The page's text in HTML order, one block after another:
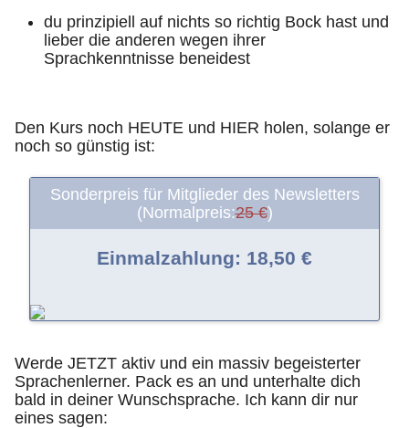
du prinzipiell auf nichts so richtig Bock hast und
lieber die anderen wegen ihrer
Sprachkenntnisse beneidest
Den Kurs noch HEUTE und HIER holen, solange er
noch so günstig ist:
Sonderpreis für Mitglieder des Newsletters
(Normalpreis:25 €)
Einmalzahlung: 18,50 €
Werde JETZT aktiv und ein massiv begeisterter
Sprachenlerner. Pack es an und unterhalte dich
bald in deiner Wunschsprache. Ich kann dir nur
eines sagen: